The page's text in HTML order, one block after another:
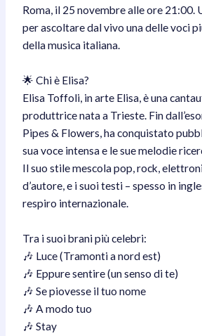
Roma, il 25 novembre alle ore 21:00.
per ascoltare dal vivo una delle voci
della musica italiana.
🌟 Chi è Elisa?
Elisa Toffoli, in arte Elisa, è una
produttrice nata a Trieste. Fin
Pipes & Flowers, ha conquistato
sua voce intensa e le sue melodie
Il suo stile mescola pop, rock,
d’autore, e i suoi testi – spesso in
respiro internazionale.
Tra i suoi brani più celebri:
🎶 Luce (Tramonti a nord est)
🎶 Eppure sentire (un senso di te)
🎶 Se piovesse il tuo nome
🎶 A modo tuo
🎶 Stay